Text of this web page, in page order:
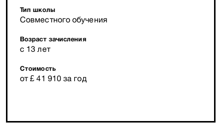
Тип школы
Совместного обучения
Возраст зачисления
с 13 лет
Стоимость
от £ 41 910 за год